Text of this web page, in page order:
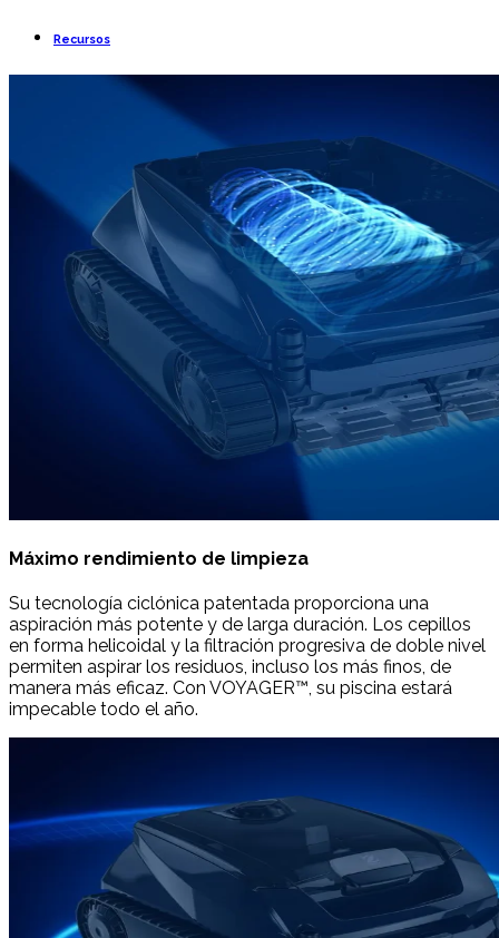
Recursos
Máximo rendimiento de limpieza
Su tecnología ciclónica patentada proporciona una
aspiración más potente y de larga duración. Los cepillos
en forma helicoidal y la filtración progresiva de doble nivel
permiten aspirar los residuos, incluso los más finos, de
manera más eficaz. Con VOYAGER™, su piscina estará
impecable todo el año.